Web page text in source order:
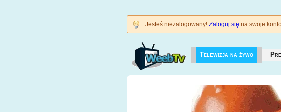
Jesteś niezalogowany! Zaloguj się na swoje
Telewizja na żywo